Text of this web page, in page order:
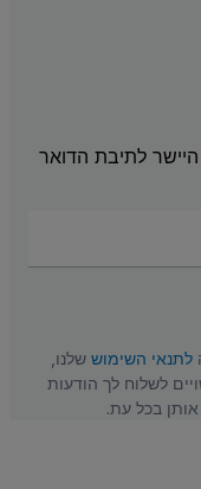
לתיבת הדואר
השימוששלנו,
לשלוח לך הודעות